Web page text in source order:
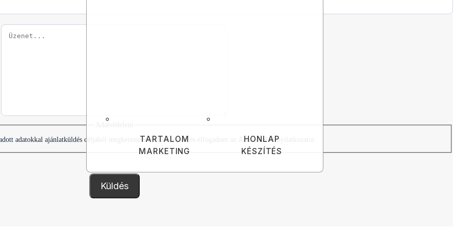
TARTALOM
MARKETING
HONLAP
KÉSZÍTÉS
Adatvédelem
adatokkal ajánlatküldés céljából megkeressenek. Elolvastam és elfogadom az Adatvédelmi nyilatkozatot.